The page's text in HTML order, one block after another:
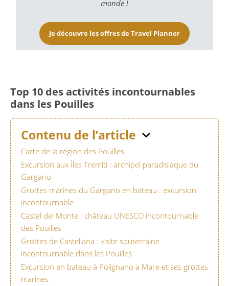
monde !
Je découvre les offres de Travel Planner
Top 10 des activités incontournables
dans les Pouilles
Contenu de l’article
Carte de la région des Pouilles
Excursion aux Îles Tremiti : archipel paradisiaque du
Gargano
Grottes marines du Gargano en bateau : excursion
incontournable
Castel del Monte : château UNESCO incontournable
des Pouilles
Grottes de Castellana : visite souterraine
incontournable dans les Pouilles
Excursion en bateau à Polignano a Mare et ses grottes
marines